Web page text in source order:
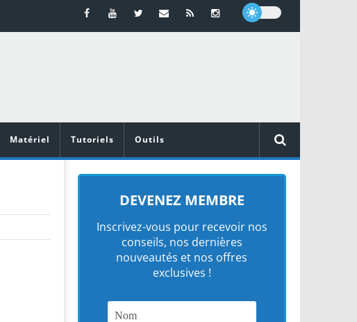
Matériel Tutoriels Outils
DEVENEZ MEMBRE
Inscrivez-vous pour recevoir nos
conseils, nos dernières
nouveautés et nos offres
exclusives !